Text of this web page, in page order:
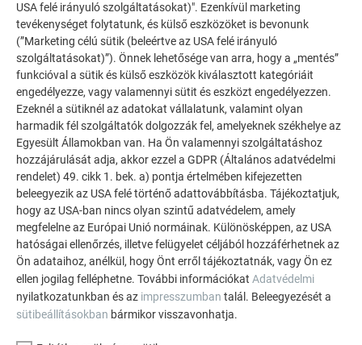
V-HORONY MARÁS
Ez a videó bemutatja a PREFABOND alumínium kompozit
lemezek V-horony marását és sarkainak letörését FR és A2
maggal.
A TERMÉKHEZ
USA felé irányuló szolgáltatásokat)". Ezenkívül marketing
tevékenységet folytatunk, és külső eszközöket is bevonunk
(”Marketing célú sütik (beleértve az USA felé irányuló
szolgáltatásokat)”). Önnek lehetősége van arra, hogy a „mentés”
funkcióval a sütik és külső eszközök kiválasztott kategóriáit
engedélyezze, vagy valamennyi sütit és eszközt engedélyezzen.
Ezeknél a sütiknél az adatokat vállalatunk, valamint olyan
harmadik fél szolgáltatók dolgozzák fel, amelyeknek székhelye az
Egyesült Államokban van. Ha Ön valamennyi szolgáltatáshoz
hozzájárulását adja, akkor ezzel a GDPR (Általános adatvédelmi
rendelet) 49. cikk 1. bek. a) pontja értelmében kifejezetten
beleegyezik az USA felé történő adattovábbításba. Tájékoztatjuk,
hogy az USA-ban nincs olyan szintű adatvédelem, amely
megfelelne az Európai Unió normáinak. Különösképpen, az USA
hatóságai ellenőrzés, illetve felügyelet céljából hozzáférhetnek az
Ön adataihoz, anélkül, hogy Önt erről tájékoztatnák, vagy Ön ez
ellen jogilag felléphetne. További információkat Adatvédelmi
nyilatkozatunkban és az impresszumban talál. Beleegyezését a
sütibeállításokban bármikor visszavonhatja.